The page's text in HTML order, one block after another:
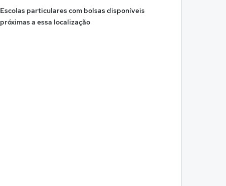
Escolas particulares com bolsas disponíveis
próximas a essa localização